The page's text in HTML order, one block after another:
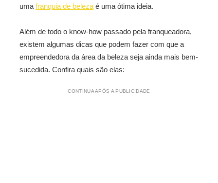
uma franquia de beleza é uma ótima ideia.
Além de todo o know-how passado pela franqueadora,
existem algumas dicas que podem fazer com que a
empreendedora da área da beleza seja ainda mais bem-
sucedida. Confira quais são elas:
CONTINUA APÓS A PUBLICIDADE